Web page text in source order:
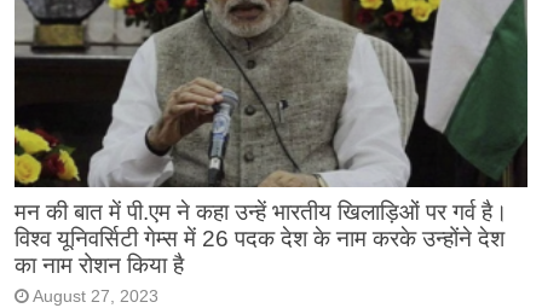
मन की बात में पी.एम ने कहा उन्हें भारतीय खिलाड़िओं पर गर्व है।
विश्व यूनिवर्सिटी गेम्स में 26 पदक देश के नाम करके उन्होंने देश
का नाम रोशन किया है
August 27, 2023